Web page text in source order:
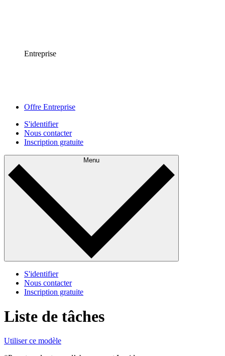
Entreprise
Offre Entreprise
S'identifier
Nous contacter
Inscription gratuite
Menu
S'identifier
Nous contacter
Inscription gratuite
Liste de tâches
Utiliser ce modèle